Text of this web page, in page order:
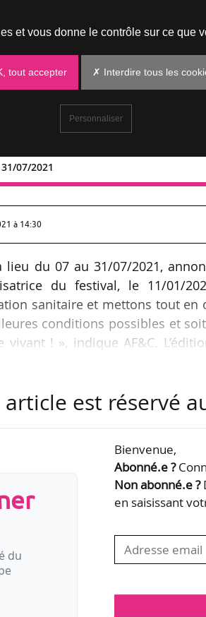
07/2021
du 07 au 31/07/2021
à 14:30
du 07 au 31/07/2021,
du festival, le 11/01/
sanitaire et mettons tout
conditions possibles et
! », indique AF&C.
lieu du 05 au 25/07/2021.
article est réservé
du
Bienvenue,
Abonné.e ?
Non abonné.e ?
en saisissant
et vous donne le contrôle sur ce que
tout accepter ✗ Interdire tous les
Personnaliser